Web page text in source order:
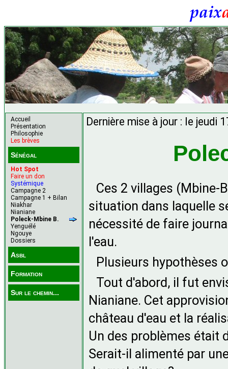
Accueil
Présentation
Philosophie
Les brèves
Sénégal
Hot Spot
Faire un don
Systémique
Campagne 2
Campagne 1 + Bilan
Niakhar
Nianiane
Poleck-Mbine B.
Yenguélé
Ngouye
Dossiers
Asbl
Formation
Sur le chemin...
Dernière mise à jour : le jeudi
Ces 2 villages (Mbine-
situation dans laquelle
nécessité de faire
l'eau.
Plusieurs hypothèses
Tout d'abord, il fut
Nianiane. Cet
château d'eau et la
Un des problèmes était
Serait-il alimenté par